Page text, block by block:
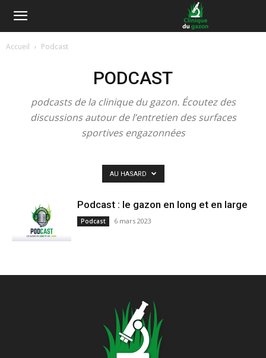
Accueil Podcast
PODCAST
podcasts de la clinique du gazon. Écoutez des
discussions autour de l’entretien des surfaces
sportives engazonnées
AU HASARD
Podcast : le gazon en long et en large
Podcast 6 mars 2023